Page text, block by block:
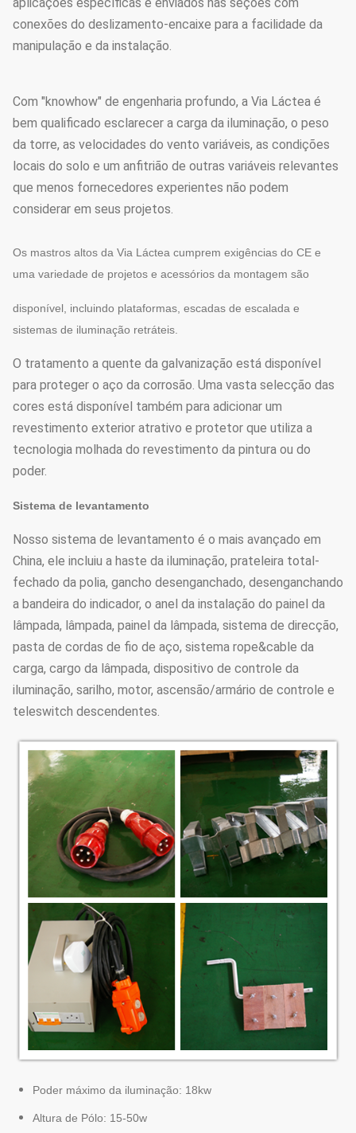
aplicações específicas e enviados nas seções com
conexões do deslizamento-encaixe para a facilidade da
manipulação e da instalação.
Com "knowhow" de engenharia profundo, a Via Láctea é
bem qualificado esclarecer a carga da iluminação, o peso
da torre, as velocidades do vento variáveis, as condições
locais do solo e um anfitrião de outras variáveis relevantes
que menos fornecedores experientes não podem
considerar em seus projetos.
Os mastros altos da Via Láctea cumprem exigências do CE e
uma variedade de projetos e acessórios da montagem são
disponível, incluindo plataformas, escadas de escalada e
sistemas de iluminação retráteis.
O tratamento a quente da galvanização está disponível
para proteger o aço da corrosão. Uma vasta selecção das
cores está disponível também para adicionar um
revestimento exterior atrativo e protetor que utiliza a
tecnologia molhada do revestimento da pintura ou do
poder.
Sistema de levantamento
Nosso sistema de levantamento é o mais avançado em
China, ele incluiu a haste da iluminação, prateleira total-
fechado da polia, gancho desenganchado, desenganchando
a bandeira do indicador, o anel da instalação do painel da
lâmpada, lâmpada, painel da lâmpada, sistema de direcção,
pasta de cordas de fio de aço, sistema rope&cable da
carga, cargo da lâmpada, dispositivo de controle da
iluminação, sarilho, motor, ascensão/armário de controle e
teleswitch descendentes.
Poder máximo da iluminação: 18kw
Altura de Pólo: 15-50w